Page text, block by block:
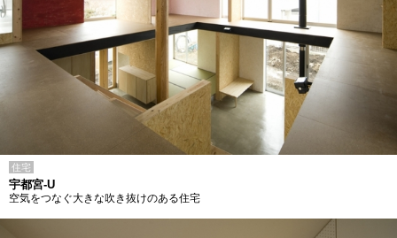
住宅
宇都宮-U
空気をつなぐ大きな吹き抜けのある住宅